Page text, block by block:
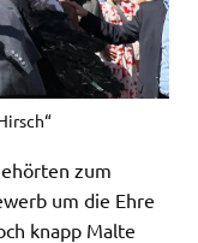
zum
um die Ehre
knapp Malte